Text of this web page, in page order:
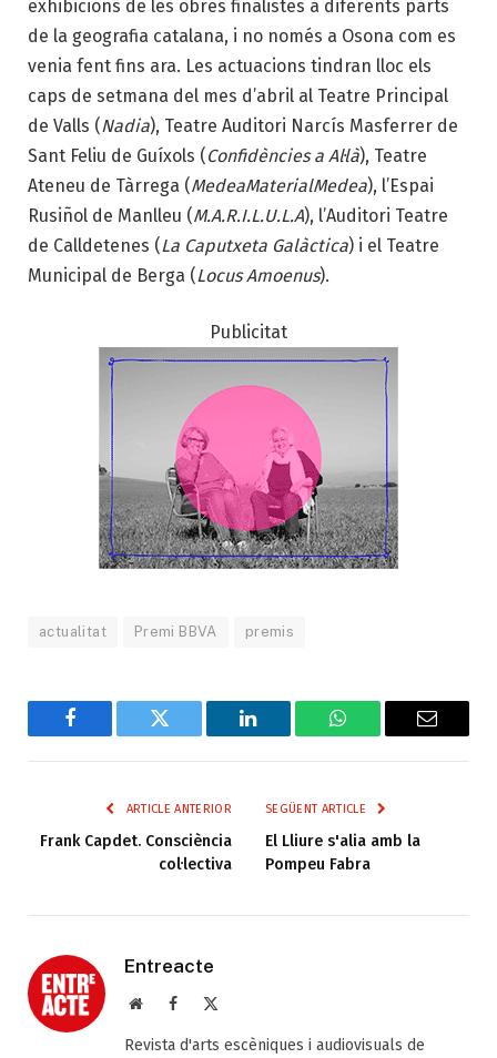
exhibicions de les obres finalistes a diferents parts
de la geografia catalana, i no només a Osona com es
venia fent fins ara. Les actuacions tindran lloc els
caps de setmana del mes d’abril al Teatre Principal
de Valls (Nadia), Teatre Auditori Narcís Masferrer de
Sant Feliu de Guíxols (Confidències a Al·là), Teatre
Ateneu de Tàrrega (MedeaMaterialMedea), l’Espai
Rusiñol de Manlleu (M.A.R.I.L.U.L.A), l’Auditori Teatre
de Calldetenes (La Caputxeta Galàctica) i el Teatre
Municipal de Berga (Locus Amoenus).
Publicitat
actualitat Premi BBVA premis
Facebook Twitter LinkedIn WhatsAppEmail
ARTICLE ANTERIOR
Frank Capdet. Consciència
col·lectiva
SEGÜENT ARTICLE
El Lliure s'alia amb la
Pompeu Fabra
Entreacte
Web Facebook
Revista d'arts escèniques i audiovisuals de